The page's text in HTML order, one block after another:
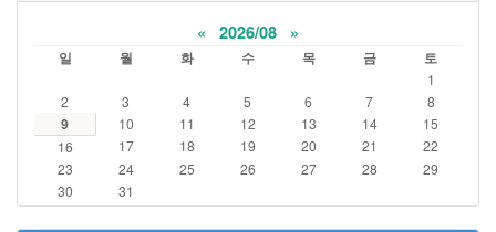
« 2026/08 »
일 월 화 수 목 금 토
1
2
3 4 5 6 7 8
9 10 11 12 13 14
15
16
17 18 19 20 21
22
23
24 25 26 27 28
29
30
31